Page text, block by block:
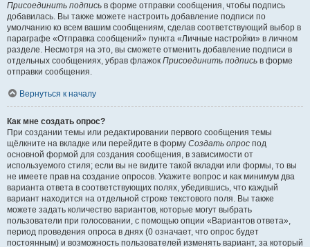
Присоединить подпись в форме отправки сообщения, чтобы подпись
добавилась. Вы также можете настроить добавление подписи по
умолчанию ко всем вашим сообщениям, сделав соответствующий выбор в
параграфе «Отправка сообщений» пункта «Личные настройки» в личном
разделе. Несмотря на это, вы сможете отменить добавление подписи в
отдельных сообщениях, убрав флажок Присоединить подпись в форме
отправки сообщения.
Вернуться к началу
Как мне создать опрос?
При создании темы или редактировании первого сообщения темы
щёлкните на вкладке или перейдите в форму Создать опрос под
основной формой для создания сообщения, в зависимости от
используемого стиля; если вы не видите такой вкладки или формы, то вы
не имеете прав на создание опросов. Укажите вопрос и как минимум два
варианта ответа в соответствующих полях, убедившись, что каждый
вариант находится на отдельной строке текстового поля. Вы также
можете задать количество вариантов, которые могут выбрать
пользователи при голосовании, с помощью опции «Вариантов ответа»,
период проведения опроса в днях (0 означает, что опрос будет
постоянным) и возможность пользователей изменять вариант, за который